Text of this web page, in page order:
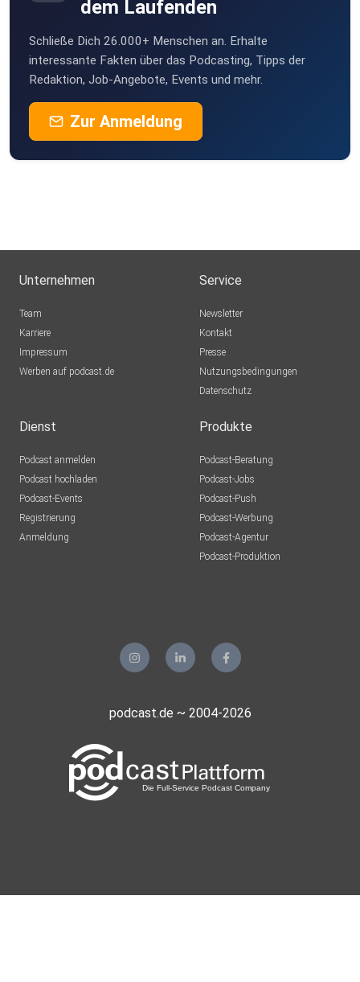
dem Laufenden
Schließe Dich 26.000+ Menschen an. Erhalte
interessante Fakten über das Podcasting, Tipps der
Redaktion, Job-Angebote, Events und mehr.
Zur Anmeldung
Unternehmen
Team
Karriere
Impressum
Werben auf podcast.de
Service
Newsletter
Kontakt
Presse
Nutzungsbedingungen
Datenschutz
Dienst
Podcast anmelden
Podcast hochladen
Podcast-Events
Registrierung
Anmeldung
Produkte
Podcast-Beratung
Podcast-Jobs
Podcast-Push
Podcast-Werbung
Podcast-Agentur
Podcast-Produktion
podcast.de ~ 2004-2026